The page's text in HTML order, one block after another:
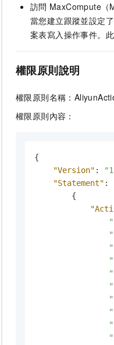
訪問 MaxCompute（
當您建立跟蹤並設定了
案表寫入操作事件。
權限原則說明
權限原則名稱：
權限原則內容：
{
"Version" :
"Statement" :
{